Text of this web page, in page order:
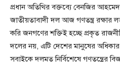
প্রধান অতিথির বক্তব্যে বেনজির
জাতীয়তাবাদী দল আজ গণতন্ত্র রক্ষার
করি জনগণের শক্তিই হচ্ছে প্রকৃত
দলের নয়, এটি দেশের মানুষের
সবাইকে দলমত নির্বিশেষে গণতন্ত্রের